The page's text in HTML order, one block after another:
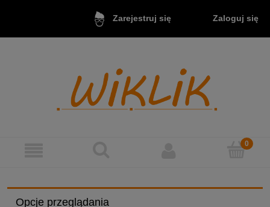
Zarejestruj się Zaloguj się
Opcje przeglądania